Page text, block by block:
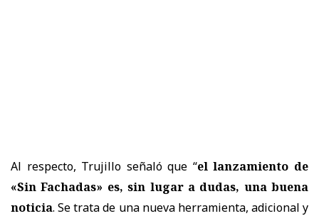
Al respecto, Trujillo señaló que “el lanzamiento de
«Sin Fachadas» es, sin lugar a dudas, una buena
noticia. Se trata de una nueva herramienta, adicional y